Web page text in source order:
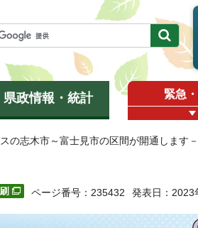
県政情報・統計 緊急
の志木市～富士見市の区間が開通します
ページ番号：235432 発表日：2023